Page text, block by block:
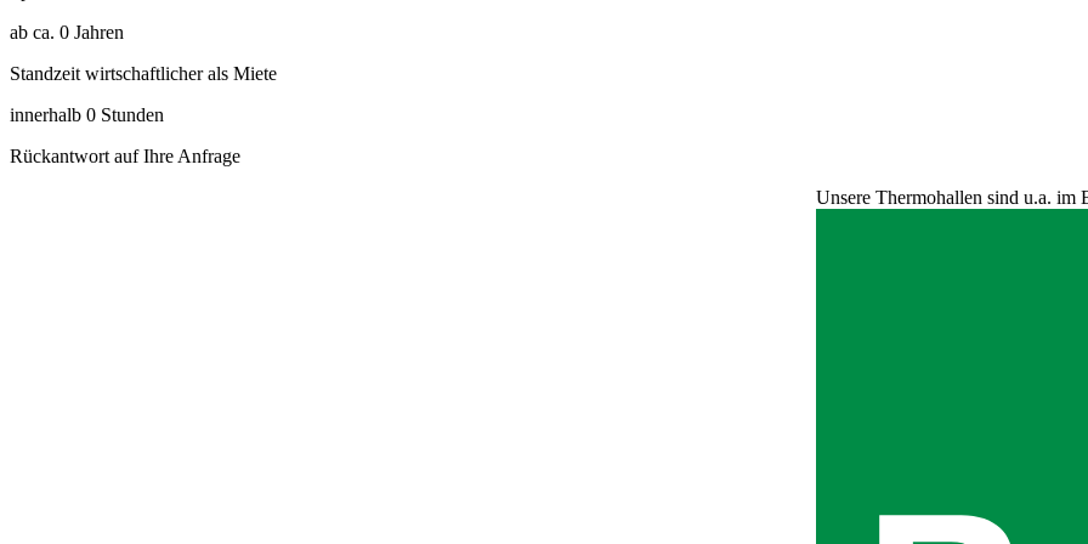
ab ca. 0 Jahren
Standzeit wirtschaftlicher als Miete
innerhalb 0 Stunden
Rückantwort auf Ihre Anfrage
Unsere Thermohallen sind u.a. im